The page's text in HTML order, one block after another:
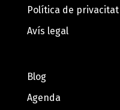
Política de privacitat
Avís legal
Blog
Agenda